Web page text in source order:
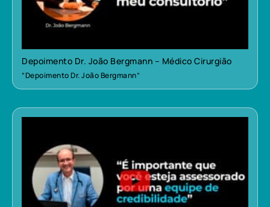
Depoimento Dr. João Bergmann – Médico Cirurgião
“Depoimento Dr. João Bergmann”